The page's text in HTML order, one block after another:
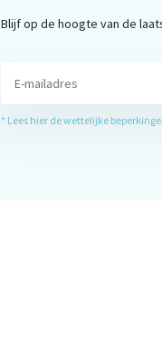
Blijf op de hoogte van de
* Lees hier de wettelijke